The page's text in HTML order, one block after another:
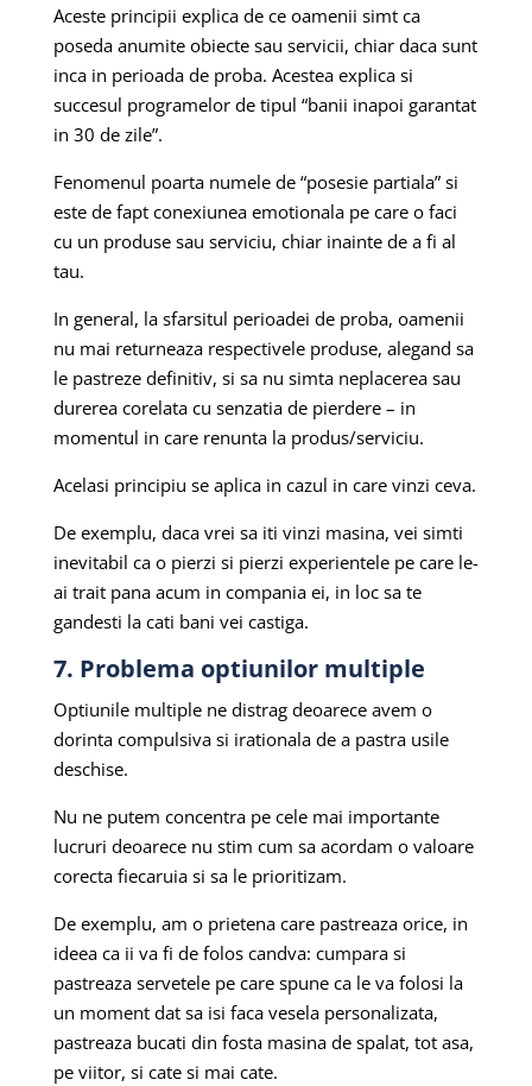
Aceste principii explica de ce oamenii simt ca
poseda anumite obiecte sau servicii, chiar daca sunt
inca in perioada de proba. Acestea explica si
succesul programelor de tipul “banii inapoi garantat
in 30 de zile”.
Fenomenul poarta numele de “posesie partiala” si
este de fapt conexiunea emotionala pe care o faci
cu un produse sau serviciu, chiar inainte de a fi al
tau.
In general, la sfarsitul perioadei de proba, oamenii
nu mai returneaza respectivele produse, alegand sa
le pastreze definitiv, si sa nu simta neplacerea sau
durerea corelata cu senzatia de pierdere – in
momentul in care renunta la produs/serviciu.
Acelasi principiu se aplica in cazul in care vinzi ceva.
De exemplu, daca vrei sa iti vinzi masina, vei simti
inevitabil ca o pierzi si pierzi experientele pe care le-
ai trait pana acum in compania ei, in loc sa te
gandesti la cati bani vei castiga.
7. Problema optiunilor multiple
Optiunile multiple ne distrag deoarece avem o
dorinta compulsiva si irationala de a pastra usile
deschise.
Nu ne putem concentra pe cele mai importante
lucruri deoarece nu stim cum sa acordam o valoare
corecta fiecaruia si sa le prioritizam.
De exemplu, am o prietena care pastreaza orice, in
ideea ca ii va fi de folos candva: cumpara si
pastreaza servetele pe care spune ca le va folosi la
un moment dat sa isi faca vesela personalizata,
pastreaza bucati din fosta masina de spalat, tot asa,
pe viitor, si cate si mai cate.